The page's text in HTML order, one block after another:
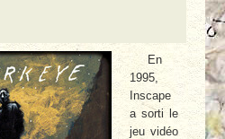
En
1995,
Inscape
a sorti le
jeu vidéo